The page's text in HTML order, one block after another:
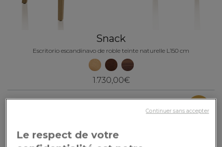
Snack
Escritorio escandinavo de roble teinte naturelle L150 cm
1.730,00€
Le respect de votre
Continuer sans accepter